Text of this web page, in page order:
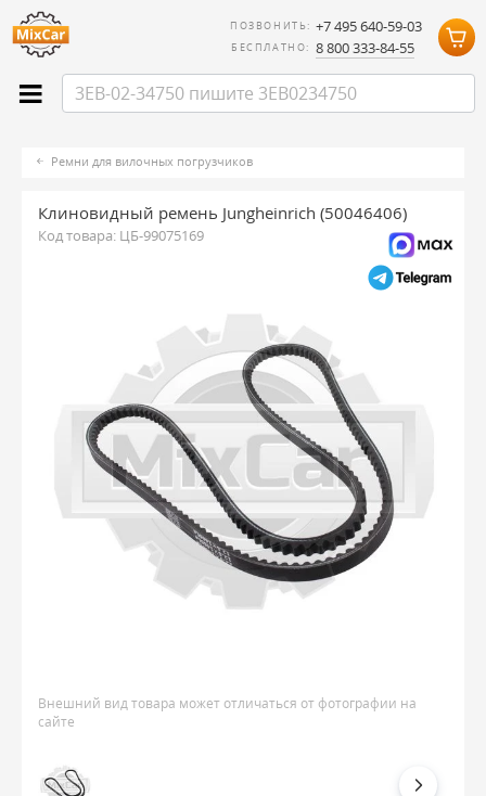
ПОЗВОНИТЬ: +7 495 640-59-03
БЕСПЛАТНО: 8 800 333-84-55
Ремни для вилочных погрузчиков
Клиновидный ремень Jungheinrich (50046406)
Код товара: ЦБ-99075169
Внешний вид товара может отличаться от фотографии на
сайте